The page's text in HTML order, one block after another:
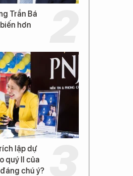
Trần Bá
hơn
lập dự
quý II của
chú ý?